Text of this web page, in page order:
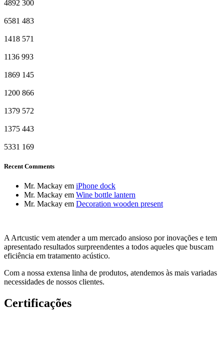
4892 300
6581 483
1418 571
1136 993
1869 145
1200 866
1379 572
1375 443
5331 169
Recent Comments
Mr. Mackay em iPhone dock
Mr. Mackay em Wine bottle lantern
Mr. Mackay em Decoration wooden present
A Artcustic vem atender a um mercado ansioso por inovações e tem
apresentado resultados surpreendentes a todos aqueles que buscam
eficiência em tratamento acústico.
Com a nossa extensa linha de produtos, atendemos às mais variadas
necessidades de nossos clientes.
Certificações